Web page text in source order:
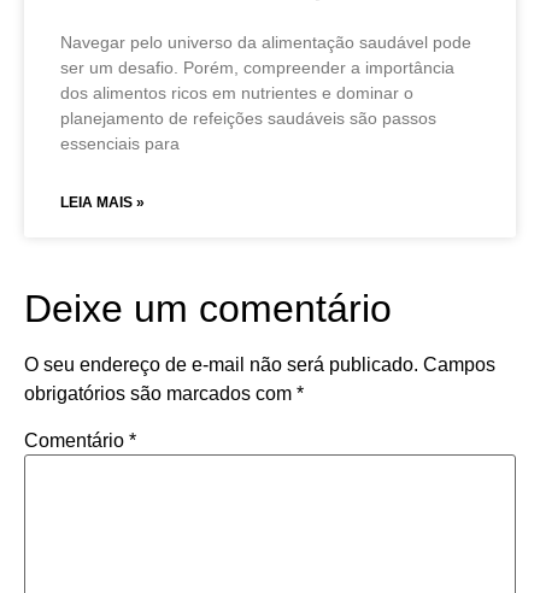
Navegar pelo universo da alimentação saudável pode
ser um desafio. Porém, compreender a importância
dos alimentos ricos em nutrientes e dominar o
planejamento de refeições saudáveis são passos
essenciais para
LEIA MAIS »
Deixe um comentário
O seu endereço de e-mail não será publicado. Campos
obrigatórios são marcados com *
Comentário *